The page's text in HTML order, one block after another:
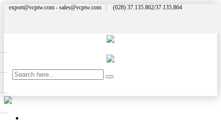
export@vcptw.com - sales@vcptw.com (028) 37.135.862/37.135.864